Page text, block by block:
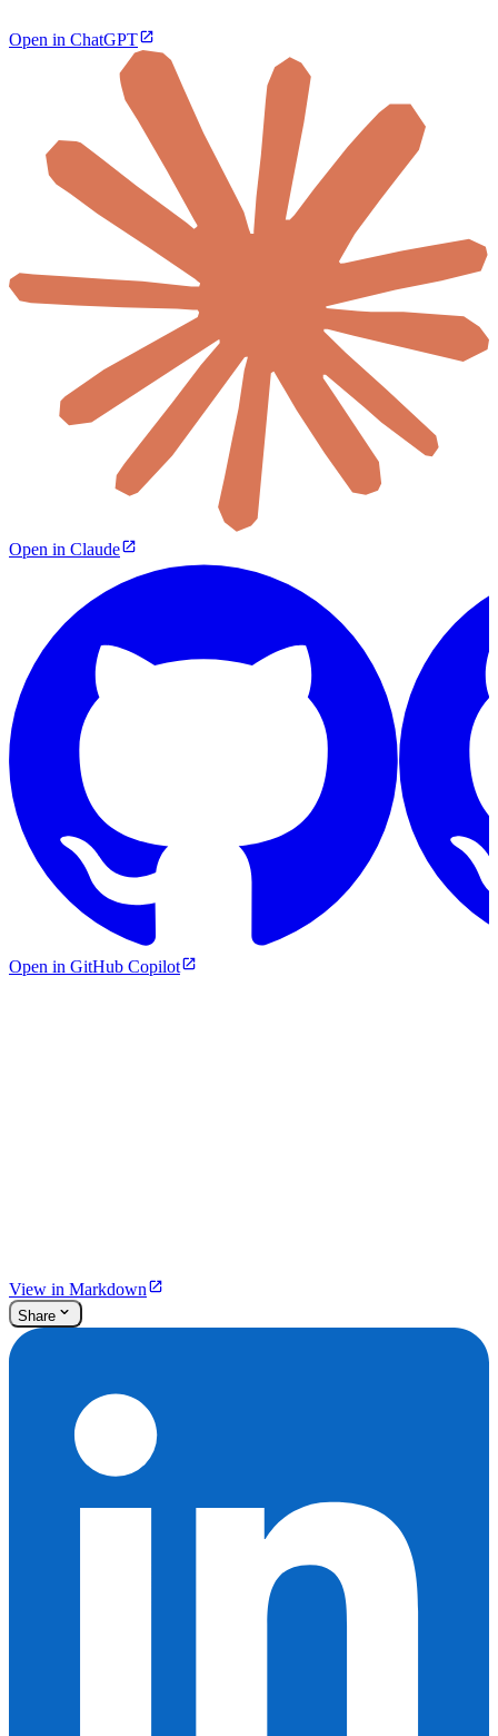
Open in ChatGPT
Open in Claude
Open in GitHub Copilot
View in Markdown
Share